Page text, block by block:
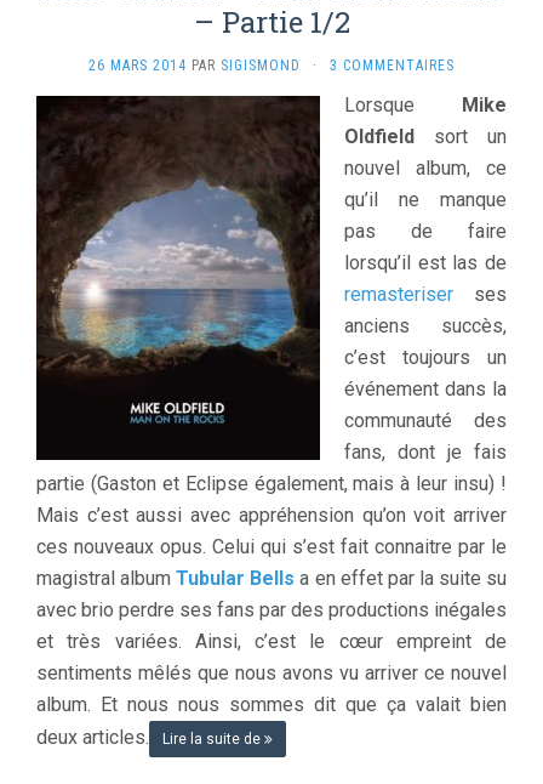
– Partie 1/2
26 MARS 2014 PAR SIGISMOND · 3 COMMENTAIRES
Lorsque Mike
Oldfield sort un
nouvel album, ce
qu’il ne manque
pas de faire
lorsqu’il est las de
remasteriser ses
anciens succès,
c’est toujours un
événement dans la
communauté des
fans, dont je fais
partie (Gaston et Eclipse également, mais à leur insu) !
Mais c’est aussi avec appréhension qu’on voit arriver
ces nouveaux opus. Celui qui s’est fait connaitre par le
magistral albumTubular Bells a en effet par la suite su
avec brio perdre ses fans par des productions inégales
et très variées. Ainsi, c’est le cœur empreint de
sentiments mêlés que nous avons vu arriver ce nouvel
album. Et nous nous sommes dit que ça valait bien
deux articles.
Lire la suite de